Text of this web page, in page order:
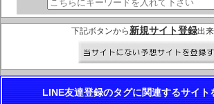
下記ボタンから 新規サイト登録出
LINE友達登録のタグに関連するサイト